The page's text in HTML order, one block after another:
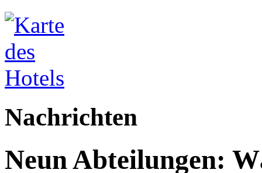
Nachrichten
Neun Abteilungen: